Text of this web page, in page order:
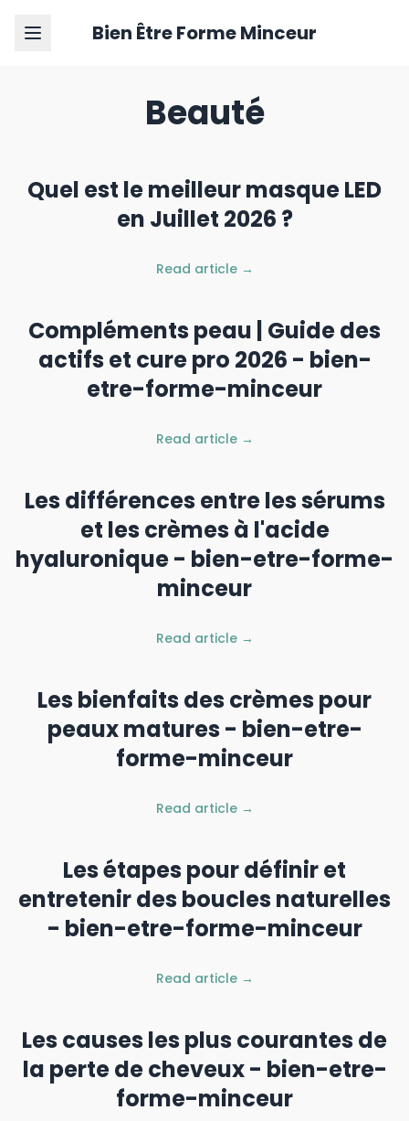
Bien Être Forme Minceur
Beauté
Quel est le meilleur masque LED
en Juillet 2026 ?
Read article →
Compléments peau | Guide des
actifs et cure pro 2026 - bien-
etre-forme-minceur
Read article →
Les différences entre les sérums
et les crèmes à l'acide
hyaluronique - bien-etre-forme-
minceur
Read article →
Les bienfaits des crèmes pour
peaux matures - bien-etre-
forme-minceur
Read article →
Les étapes pour définir et
entretenir des boucles naturelles
- bien-etre-forme-minceur
Read article →
Les causes les plus courantes de
la perte de cheveux - bien-etre-
forme-minceur